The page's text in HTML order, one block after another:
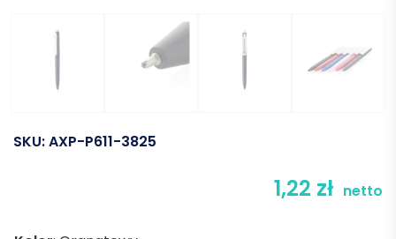
SKU:AXP-P611-3825
1,22 zł netto